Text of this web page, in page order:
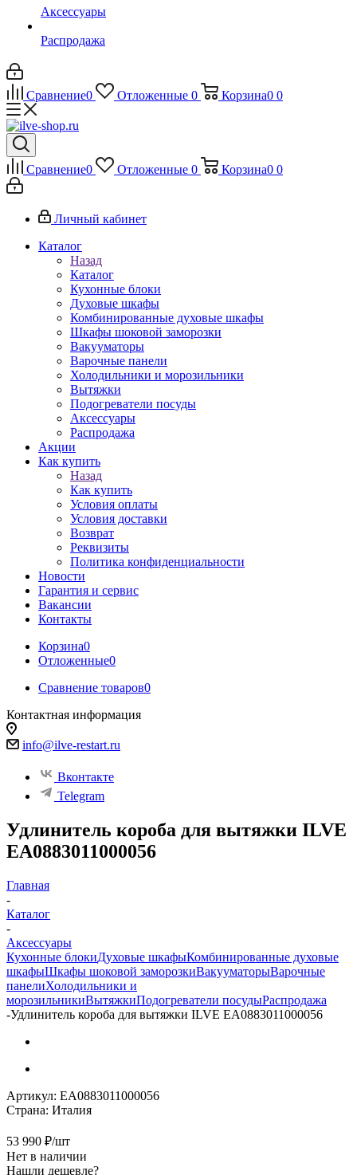
Аксессуары
Распродажа
Сравнение0 Отложенные 0 Корзина0 0
Сравнение0 Отложенные 0 Корзина0 0
Личный кабинет
Каталог
Назад
Каталог
Кухонные блоки
Духовые шкафы
Комбинированные духовые шкафы
Шкафы шоковой заморозки
Вакууматоры
Варочные панели
Холодильники и морозильники
Вытяжки
Подогреватели посуды
Аксессуары
Распродажа
Акции
Как купить
Назад
Как купить
Условия оплаты
Условия доставки
Возврат
Реквизиты
Политика конфиденциальности
Новости
Гарантия и сервис
Вакансии
Контакты
Корзина0
Отложенные0
Сравнение товаров0
Контактная информация
info@ilve-restart.ru
Вконтакте
Telegram
Удлинитель короба для вытяжки ILVE
EA0883011000056
Главная
-
Каталог
-
Аксессуары
Кухонные блокиДуховые шкафыКомбинированные духовые
шкафыШкафы шоковой заморозкиВакууматорыВарочные
панелиХолодильники и
морозильникиВытяжкиПодогреватели посудыРаспродажа
-Удлинитель короба для вытяжки ILVE EA0883011000056
Артикул: EA0883011000056
Страна: Италия
53 990 ₽/шт
Нет в наличии
Нашли дешевле?